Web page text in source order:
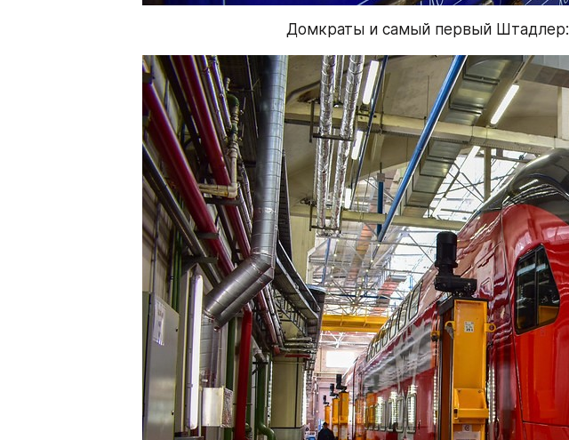
Домкраты и самый первый Штадлер: